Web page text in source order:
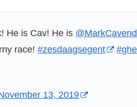
He is Cav! He is
race!#zesdaagsegent
13, 2019